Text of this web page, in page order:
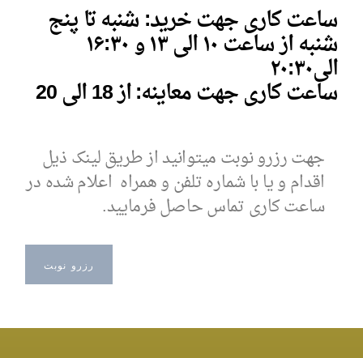
ساعت کاری جهت خرید: شنبه تا پنج
شنبه از ساعت ۱۰ الی ۱۳ و ۱۶:۳۰
الی ۲۰:۳۰
ساعت کاری جهت معاینه: از 18 الی 20
جهت رزرو نوبت میتوانید از طریق لینک ذیل
اقدام و یا با شماره تلفن و همراه اعلام شده در
ساعت کاری تماس حاصل فرمایید.
رزرو نوبت